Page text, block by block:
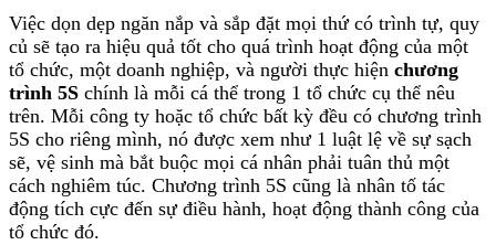
Việc dọn dẹp ngăn nắp và sắp đặt mọi thứ có trình tự, quy
củ sẽ tạo ra hiệu quả tốt cho quá trình hoạt động của một
tổ chức, một doanh nghiệp, và người thực hiện chương
trình 5S chính là mỗi cá thể trong 1 tổ chức cụ thể nêu
trên. Mỗi công ty hoặc tổ chức bất kỳ đều có chương trình
5S cho riêng mình, nó được xem như 1 luật lệ về sự sạch
sẽ, vệ sinh mà bắt buộc mọi cá nhân phải tuân thủ một
cách nghiêm túc. Chương trình 5S cũng là nhân tố tác
động tích cực đến sự điều hành, hoạt động thành công của
tổ chức đó.